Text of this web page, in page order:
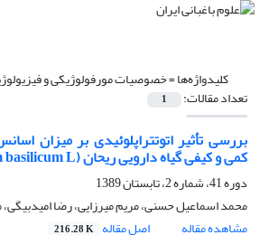
کلیدواژه‌ها =خصوصیات مورفولوژیکی و
تعداد مقالات: 1
بررسی تأثیر اتوتتراپلوئیدی بر میزان
کمی و کیفی گیاه دارویی ریحان (Ocimum basilicum L.)
دوره 41، شماره 2، تابستان 1389
محمد اسماعیل حسنی، مریم میرزایی، رضا امیدبیگی،
مشاهده مقاله
اصل مقاله 216.28 K